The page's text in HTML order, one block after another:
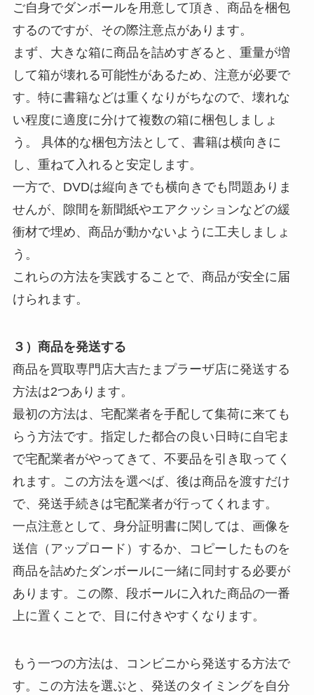
ご自身でダンボールを用意して頂き、商品を梱包
するのですが、その際注意点があります。
まず、大きな箱に商品を詰めすぎると、重量が増
して箱が壊れる可能性があるため、注意が必要で
す。特に書籍などは重くなりがちなので、壊れな
い程度に適度に分けて複数の箱に梱包しましょ
う。 具体的な梱包方法として、書籍は横向きに
し、重ねて入れると安定します。
一方で、DVDは縦向きでも横向きでも問題ありま
せんが、隙間を新聞紙やエアクッションなどの緩
衝材で埋め、商品が動かないように工夫しましょ
う。
これらの方法を実践することで、商品が安全に届
けられます。
３）商品を発送する
商品を買取専門店大吉たまプラーザ店に発送する
方法は2つあります。
最初の方法は、宅配業者を手配して集荷に来ても
らう方法です。指定した都合の良い日時に自宅ま
で宅配業者がやってきて、不要品を引き取ってく
れます。この方法を選べば、後は商品を渡すだけ
で、発送手続きは宅配業者が行ってくれます。
一点注意として、身分証明書に関しては、画像を
送信（アップロード）するか、コピーしたものを
商品を詰めたダンボールに一緒に同封する必要が
あります。この際、段ボールに入れた商品の一番
上に置くことで、目に付きやすくなります。
もう一つの方法は、コンビニから発送する方法で
す。この方法を選ぶと、発送のタイミングを自分